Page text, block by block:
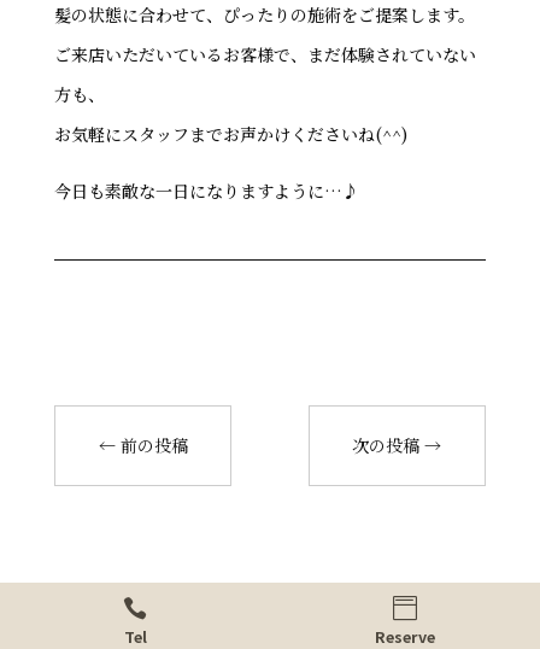
髪の状態に合わせて、ぴったりの施術をご提案します。
ご来店いただいているお客様で、まだ体験されていない
方も、
お気軽にスタッフまでお声かけくださいね(^^)
今日も素敵な一日になりますように…♪
← 前の投稿 次の投稿 →

Tel

Reserve